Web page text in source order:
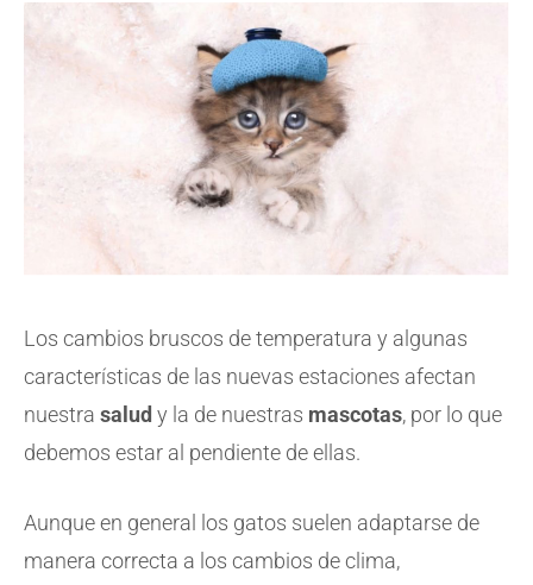
Los cambios bruscos de temperatura y algunas
características de las nuevas estaciones afectan
nuestra salud y la de nuestras mascotas, por lo que
debemos estar al pendiente de ellas.
Aunque en general los gatos suelen adaptarse de
manera correcta a los cambios de clima,